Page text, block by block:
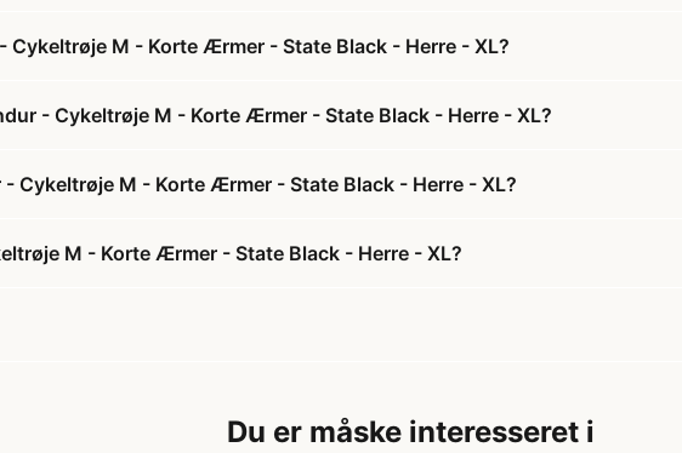
M - Korte Ærmer - State Black - Herre - XL?
- Cykeltrøje M - Korte Ærmer - State Black - Herre - XL?
Cykeltrøje M - Korte Ærmer - State Black - Herre - XL?
M - Korte Ærmer - State Black - Herre - XL?
Du er måske interesseret i